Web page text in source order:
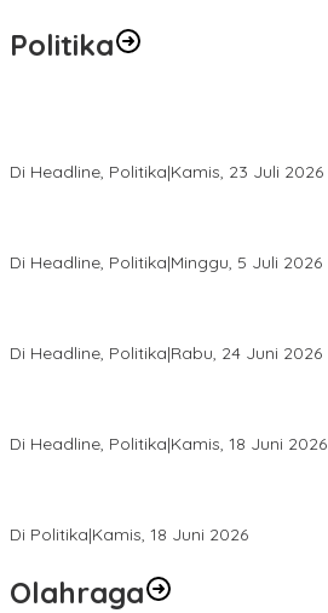
Politika
Di Headline, Politika|Kamis, 23 Juli 2026
Di Headline, Politika|Minggu, 5 Juli 2026
Di Headline, Politika|Rabu, 24 Juni 2026
Di Headline, Politika|Kamis, 18 Juni 2026
Di Politika|Kamis, 18 Juni 2026
Olahraga